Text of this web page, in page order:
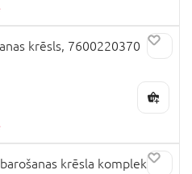
krēsls, 7600220370
krēsla komplekts,